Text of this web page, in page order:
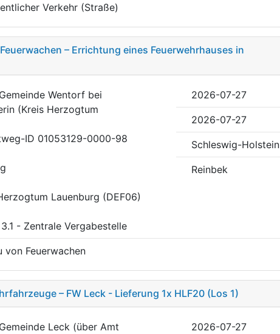
Verkehr (Straße)
– Errichtung eines Feuerwehrhauses in
Wentorf bei
(Kreis Herzogtum
ID 01053129-0000-98
Lauenburg (DEF06)
- Zentrale Vergabestelle
2026-07-27
2026-07-27
Schleswig-Holstein
Reinbek
von Feuerwachen
– FW Leck - Lieferung 1x HLF20 (Los 1)
Leck (über Amt
2026-07-27